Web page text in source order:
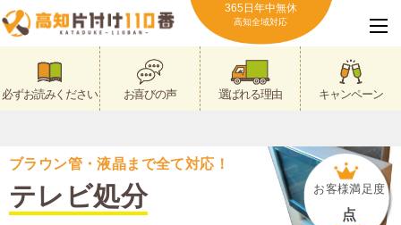
365日年中無休
高知全域対応
必ずお読みください お喜びの声 選ばれる理由 キャンペーン
ブラウン管・液晶まで全て対応！
テレビ処分 お客様満足度
点